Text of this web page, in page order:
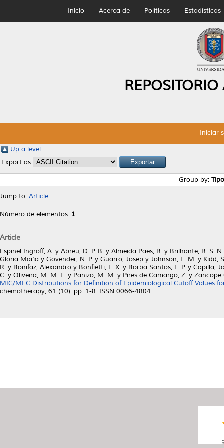
Inicio Acerca de Políticas Estadísticas
Iniciar
Up a level
Export as
Group by:
Jump to: Article
Número de elementos: 1.
Article
Espinel Ingroff, A. y Abreu, D. P. B. y Almeida Paes, R. y Brilhante, R. S. N.
Gloria María y Govender, N. P. y Guarro, Josep y Johnson, E. M. y Kidd,
R. y Bonifaz, Alexandro y Bonfietti, L. X. y Borba Santos, L. P. y Capilla,
C. y Oliveira, M. M. E. y Panizo, M. M. y Pires de Camargo, Z. y Zancope
MIC/MEC Distributions for Definition of Epidemiological Cutoff Values
chemotherapy, 61 (10). pp. 1-8. ISSN 0066-4804